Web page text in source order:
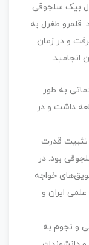
بیک سلجوقی
قلمرو طغرل به
و در زمان
انجامید.
به طور
داشت و در
تثبیت قدرت
بود. در
خواجه
ایران و
و نجوم به